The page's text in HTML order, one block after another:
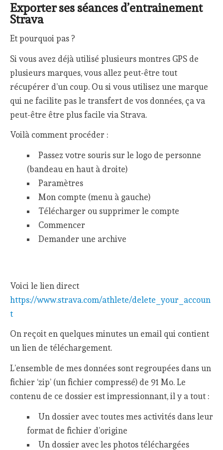
Exporter ses séances d’entrainement
Strava
Et pourquoi pas ?
Si vous avez déjà utilisé plusieurs montres GPS de
plusieurs marques, vous allez peut-être tout
récupérer d’un coup. Ou si vous utilisez une marque
qui ne facilite pas le transfert de vos données, ça va
peut-être être plus facile via Strava.
Voilà comment procéder :
Passez votre souris sur le logo de personne
(bandeau en haut à droite)
Paramètres
Mon compte (menu à gauche)
Télécharger ou supprimer le compte
Commencer
Demander une archive
Voici le lien direct
https://www.strava.com/athlete/delete_your_accoun
t
On reçoit en quelques minutes un email qui contient
un lien de téléchargement.
L’ensemble de mes données sont regroupées dans un
fichier ‘zip’ (un fichier compressé) de 91 Mo. Le
contenu de ce dossier est impressionnant, il y a tout :
Un dossier avec toutes mes activités dans leur
format de fichier d’origine
Un dossier avec les photos téléchargées